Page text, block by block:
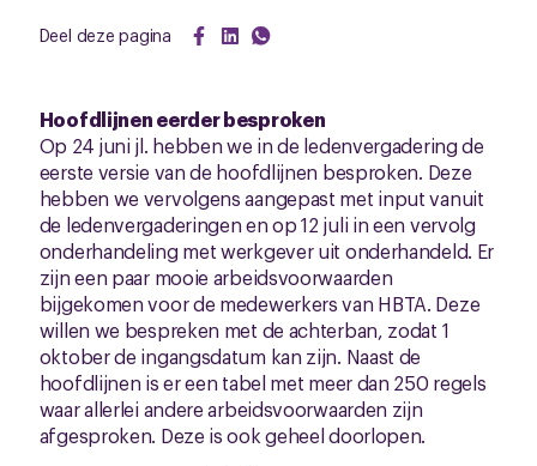
Deel deze pagina
Hoofdlijnen eerder besproken
Op 24 juni jl. hebben we in de ledenvergadering de
eerste versie van de hoofdlijnen besproken. Deze
hebben we vervolgens aangepast met input vanuit
de ledenvergaderingen en op 12 juli in een vervolg
onderhandeling met werkgever uit onderhandeld. Er
zijn een paar mooie arbeidsvoorwaarden
bijgekomen voor de medewerkers van HBTA. Deze
willen we bespreken met de achterban, zodat 1
oktober de ingangsdatum kan zijn. Naast de
hoofdlijnen is er een tabel met meer dan 250 regels
waar allerlei andere arbeidsvoorwaarden zijn
afgesproken. Deze is ook geheel doorlopen.